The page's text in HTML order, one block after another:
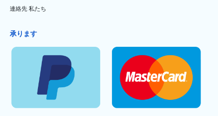
連絡先 私たち
承ります